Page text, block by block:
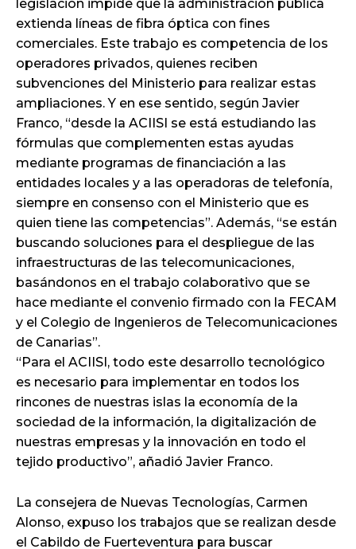
legislación impide que la administración pública
extienda líneas de fibra óptica con fines
comerciales. Este trabajo es competencia de los
operadores privados, quienes reciben
subvenciones del Ministerio para realizar estas
ampliaciones. Y en ese sentido, según Javier
Franco, “desde la ACIISI se está estudiando las
fórmulas que complementen estas ayudas
mediante programas de financiación a las
entidades locales y a las operadoras de telefonía,
siempre en consenso con el Ministerio que es
quien tiene las competencias”. Además, “se están
buscando soluciones para el despliegue de las
infraestructuras de las telecomunicaciones,
basándonos en el trabajo colaborativo que se
hace mediante el convenio firmado con la FECAM
y el Colegio de Ingenieros de Telecomunicaciones
de Canarias”.
“Para el ACIISI, todo este desarrollo tecnológico
es necesario para implementar en todos los
rincones de nuestras islas la economía de la
sociedad de la información, la digitalización de
nuestras empresas y la innovación en todo el
tejido productivo”, añadió Javier Franco.
La consejera de Nuevas Tecnologías, Carmen
Alonso, expuso los trabajos que se realizan desde
el Cabildo de Fuerteventura para buscar